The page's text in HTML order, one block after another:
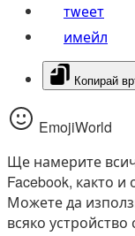
тwеет
имейл
Копирай
EmojiWorld
Ще намерите
Facebook, както
Можете да
всяко устройство